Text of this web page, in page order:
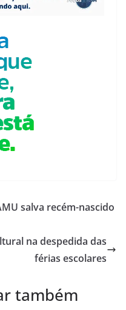
salva recém-nascido
na despedida das
férias escolares
também